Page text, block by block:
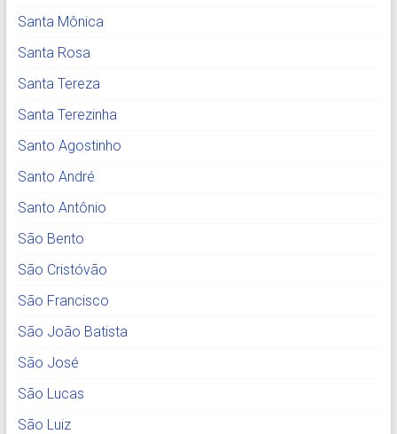
Santa Mônica
Santa Rosa
Santa Tereza
Santa Terezinha
Santo Agostinho
Santo André
Santo Antônio
São Bento
São Cristóvão
São Francisco
São João Batista
São José
São Lucas
São Luiz